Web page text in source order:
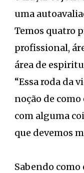
uma
Temos quatro
profissional,
área de
“Essa roda da
noção de
com alguma
que devemos
Sabendo como